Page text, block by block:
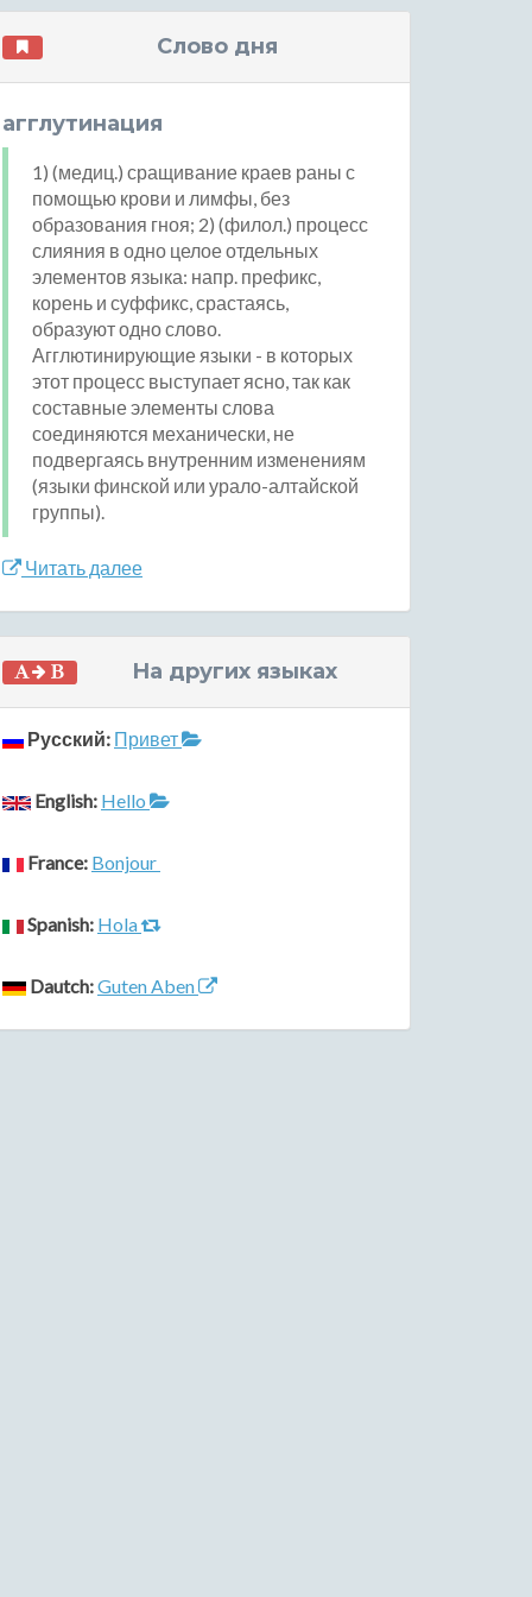
Слово дня
агглутинация
1) (медиц.) сращивание краев раны с
помощью крови и лимфы, без
образования гноя; 2) (филол.) процесс
слияния в одно целое отдельных
элементов языка: напр. префикс,
корень и суффикс, срастаясь,
образуют одно слово.
Агглютинирующие языки - в которых
этот процесс выступает ясно, так как
составные элементы слова
соединяются механически, не
подвергаясь внутренним изменениям
(языки финской или урало-алтайской
группы).
Читать далее
На других языках
Русский: Привет
English: Hello
France: Bonjour
Spanish: Hola
Dautch:Guten Aben